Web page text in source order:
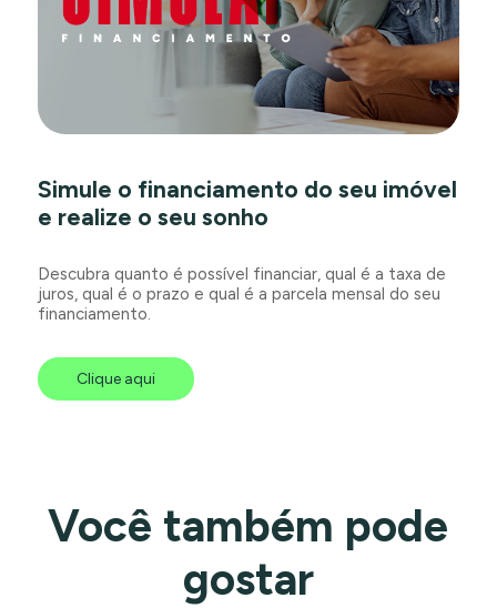
Simule o financiamento do seu imóvel
e realize o seu sonho
Descubra quanto é possível financiar, qual é a taxa de
juros, qual é o prazo e qual é a parcela mensal do seu
financiamento.
Clique aqui
Você também pode
gostar